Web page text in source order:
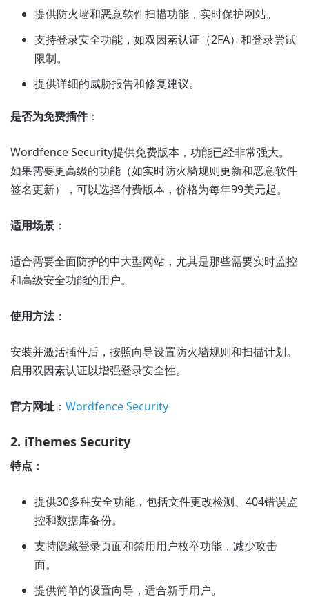
提供防火墙和恶意软件扫描功能，实时保护网站。
支持登录安全功能，如双因素认证（2FA）和登录尝试
限制。
提供详细的威胁报告和修复建议。
是否为免费插件：
Wordfence Security提供免费版本，功能已经非常强大。
如果需要更高级的功能（如实时防火墙规则更新和恶意软件
签名更新），可以选择付费版本，价格为每年99美元起。
适用场景 ：
适合需要全面防护的中大型网站，尤其是那些需要实时监控
和高级安全功能的用户。
使用方法：
安装并激活插件后，按照向导设置防火墙规则和扫描计划。
启用双因素认证以增强登录安全性。
官方网址 ： Wordfence Security
2. iThemes Security
特点 ：
提供30多种安全功能，包括文件更改检测、404错误监
控和数据库备份。
支持隐藏登录页面和禁用用户枚举功能，减少攻击
面。
提供简单的设置向导，适合新手用户。